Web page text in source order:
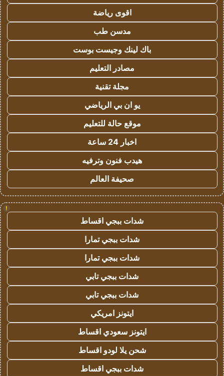
اقوى رياضة
مدسن طب
باك لينك وجيست بوست
مصادر التعليم
مجلة تقنية
يو ان بي الرياضي
موقع حالة للتعليم
اخبار 24 ساعة
هيدب فنون وترفيه
صحيفة العالم
!
شدات ببجي اقساط
شدات ببجي تمارا
شدات ببجي تمارا
شدات ببجي تابي
شدات ببجي تابي
ايتونز امريكي
ايتونز سعودي اقساط
شحن يلا لودو اقساط
شدات ببجي اقساط